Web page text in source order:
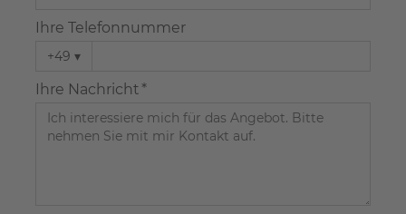
Ihre Telefonnummer
+49 ▾
Ihre Nachricht *